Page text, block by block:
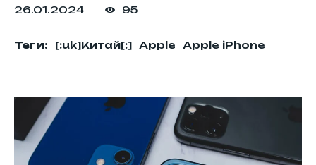
26.01.2024 95
Теги: [:uk]Китай[:] Apple Apple iPhone